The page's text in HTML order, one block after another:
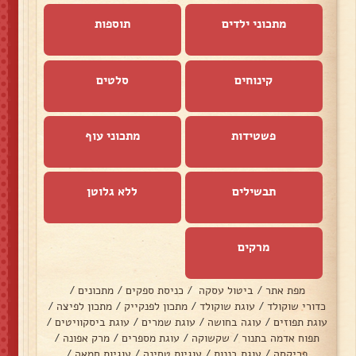
מתכוני ילדים תוספות
קינוחים סלטים
פשטידות מתכוני עוף
תבשילים ללא גלוטן
מרקים
מפת אתר / ביטול עסקה / כניסת ספקים / מתכונים /
כדורי שוקולד / עוגת שוקולד / מתכון לפנקייק / מתכון לפיצה /
עוגת תפוזים / עוגה בחושה / עוגת שמרים / עוגת ביסקוויטים /
תפוח אדמה בתנור / שקשוקה / עוגת מספרים / מרק אפונה /